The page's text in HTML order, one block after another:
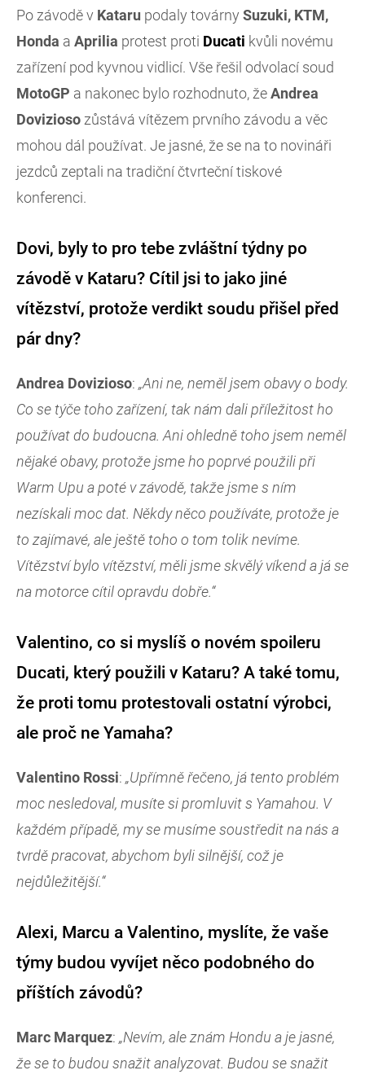
Po závodě v Kataru podaly továrny Suzuki, KTM,
Honda a Aprilia protest proti Ducati kvůli novému
zařízení pod kyvnou vidlicí. Vše řešil odvolací soud
MotoGP a nakonec bylo rozhodnuto, žeAndrea
Dovizioso zůstává vítězem prvního závodu a věc
mohou dál používat. Je jasné, že se na to novináři
jezdců zeptali na tradiční čtvrteční tiskové
konferenci.
Dovi, byly to pro tebe zvláštní týdny po
závodě v Kataru? Cítil jsi to jako jiné
vítězství, protože verdikt soudu přišel před
pár dny?
Andrea Dovizioso: „Ani ne, neměl jsem obavy o body.
Co se týče toho zařízení, tak nám dali příležitost ho
používat do budoucna. Ani ohledně toho jsem neměl
nějaké obavy, protože jsme ho poprvé použili při
Warm Upu a poté v závodě, takže jsme s ním
nezískali moc dat. Někdy něco používáte, protože je
to zajímavé, ale ještě toho o tom tolik nevíme.
Vítězství bylo vítězství, měli jsme skvělý víkend a já se
na motorce cítil opravdu dobře.“
Valentino, co si myslíš o novém spoileru
Ducati, který použili v Kataru? A také tomu,
že proti tomu protestovali ostatní výrobci,
ale proč ne Yamaha?
Valentino Rossi: „Upřímně řečeno, já tento problém
moc nesledoval, musíte si promluvit s Yamahou. V
každém případě, my se musíme soustředit na nás a
tvrdě pracovat, abychom byli silnější, což je
nejdůležitější.“
Alexi, Marcu a Valentino, myslíte, že vaše
týmy budou vyvíjet něco podobného do
příštích závodů?
Marc Marquez: „Nevím, ale znám Hondu a je jasné,
že se to budou snažit analyzovat. Budou se snažit